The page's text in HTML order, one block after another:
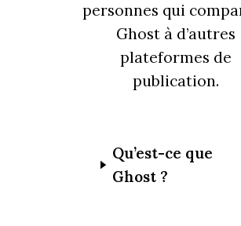
personnes qui
Ghost à d’autres
plateformes de
publication.
Qu’est-ce que
Ghost ?